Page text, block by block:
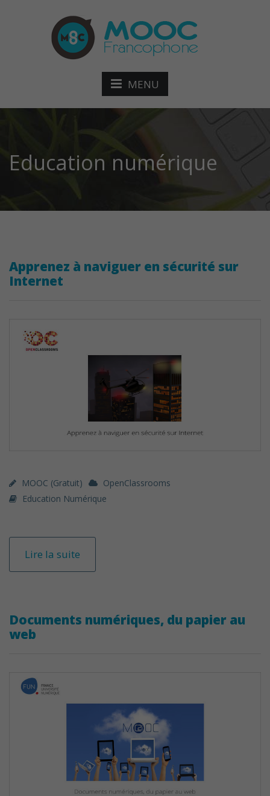
MENU
Education numérique
Apprenez à naviguer en sécurité sur
Internet
MOOC (gratuit)
OpenClassrooms
Education Numérique
Lire la suite
Documents numériques, du papier au
web